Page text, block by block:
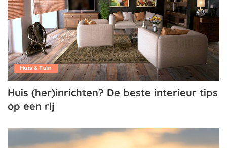
Huis & Tuin
Huis (her)inrichten? De beste interieur tips
op een rij